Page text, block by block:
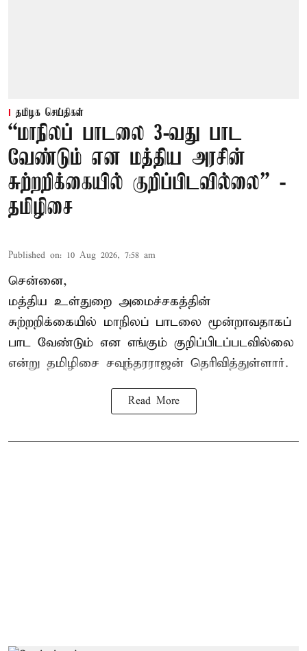
தமிழக செய்திகள்
“மாநிலப் பாடலை 3-வது பாட
வேண்டும் என மத்திய அரசின்
சுற்றறிக்கையில் குறிப்பிடவில்லை” -
தமிழிசை
Published on: 10 Aug 2026, 7:58 am
சென்னை,
மத்திய உள்துறை அமைச்சகத்தின்
சுற்றறிக்கையில் மாநிலப் பாடலை மூன்றாவதாகப்
பாட வேண்டும் என எங்கும் குறிப்பிடப்படவில்லை
என்று தமிழிசை சவுந்தரராஜன் தெரிவித்துள்ளார்.
Read More